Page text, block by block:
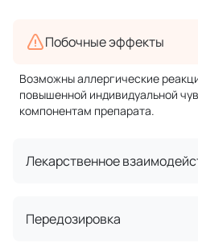
Побочные эффекты
Возможны аллергические
повышенной индивидуальной
компонентам препарата.
Лекарственное
Передозировка